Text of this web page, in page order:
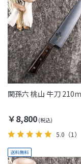
関孫六 桃山 牛刀
￥8,800
5.0 （1）